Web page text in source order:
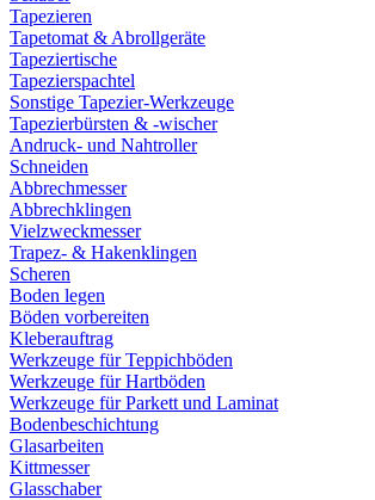
Tapezieren
Tapetomat & Abrollgeräte
Tapeziertische
Tapezierspachtel
Sonstige Tapezier-Werkzeuge
Tapezierbürsten & -wischer
Andruck- und Nahtroller
Schneiden
Abbrechmesser
Abbrechklingen
Vielzweckmesser
Trapez- & Hakenklingen
Scheren
Boden legen
Böden vorbereiten
Kleberauftrag
Werkzeuge für Teppichböden
Werkzeuge für Hartböden
Werkzeuge für Parkett und Laminat
Bodenbeschichtung
Glasarbeiten
Kittmesser
Glasschaber